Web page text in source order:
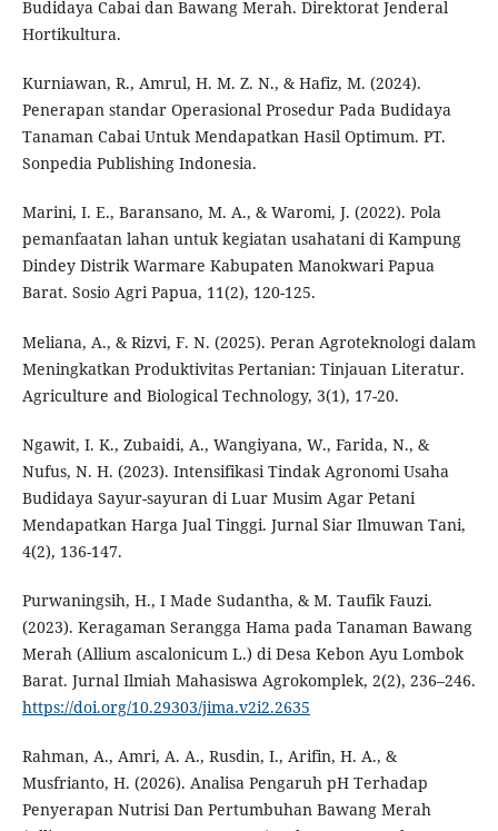
Budidaya Cabai dan Bawang Merah. Direktorat Jenderal
Hortikultura.
Kurniawan, R., Amrul, H. M. Z. N., & Hafiz, M. (2024).
Penerapan standar Operasional Prosedur Pada Budidaya
Tanaman Cabai Untuk Mendapatkan Hasil Optimum. PT.
Sonpedia Publishing Indonesia.
Marini, I. E., Baransano, M. A., & Waromi, J. (2022). Pola
pemanfaatan lahan untuk kegiatan usahatani di Kampung
Dindey Distrik Warmare Kabupaten Manokwari Papua
Barat. Sosio Agri Papua, 11(2), 120-125.
Meliana, A., & Rizvi, F. N. (2025). Peran Agroteknologi dalam
Meningkatkan Produktivitas Pertanian: Tinjauan Literatur.
Agriculture and Biological Technology, 3(1), 17-20.
Ngawit, I. K., Zubaidi, A., Wangiyana, W., Farida, N., &
Nufus, N. H. (2023). Intensifikasi Tindak Agronomi Usaha
Budidaya Sayur-sayuran di Luar Musim Agar Petani
Mendapatkan Harga Jual Tinggi. Jurnal Siar Ilmuwan Tani,
4(2), 136-147.
Purwaningsih, H., I Made Sudantha, & M. Taufik Fauzi.
(2023). Keragaman Serangga Hama pada Tanaman Bawang
Merah (Allium ascalonicum L.) di Desa Kebon Ayu Lombok
Barat. Jurnal Ilmiah Mahasiswa Agrokomplek, 2(2), 236–246.
https://doi.org/10.29303/jima.v2i2.2635
Rahman, A., Amri, A. A., Rusdin, I., Arifin, H. A., &
Musfrianto, H. (2026). Analisa Pengaruh pH Terhadap
Penyerapan Nutrisi Dan Pertumbuhan Bawang Merah